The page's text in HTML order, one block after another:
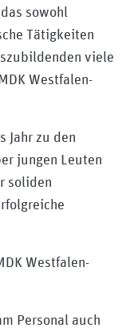
sowohl
Tätigkeiten
viele
Westfalen-
Jahr zu den
jungen Leuten
soliden
Westfalen-
Personal auch